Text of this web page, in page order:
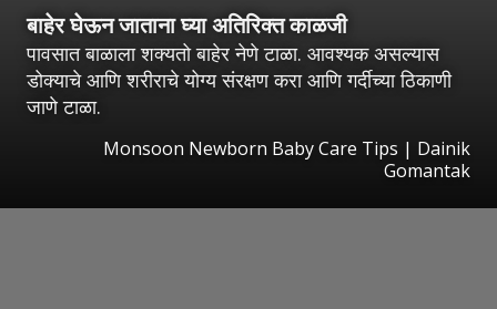
बाहेर घेऊन जाताना घ्या अतिरिक्त काळजी
पावसात बाळाला शक्यतो बाहेर नेणे टाळा. आवश्यक असल्यास
डोक्याचे आणि शरीराचे योग्य संरक्षण करा आणि गर्दीच्या ठिकाणी
जाणे टाळा.
Monsoon Newborn Baby Care Tips | Dainik
Gomantak